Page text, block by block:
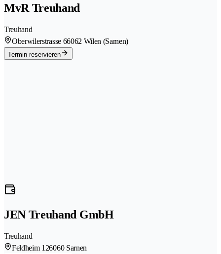
MvR Treuhand
Treuhand
Oberwilerstrasse 66062 Wilen (Sarnen)
Termin reservieren
JEN Treuhand GmbH
Treuhand
Feldheim 126060 Sarnen